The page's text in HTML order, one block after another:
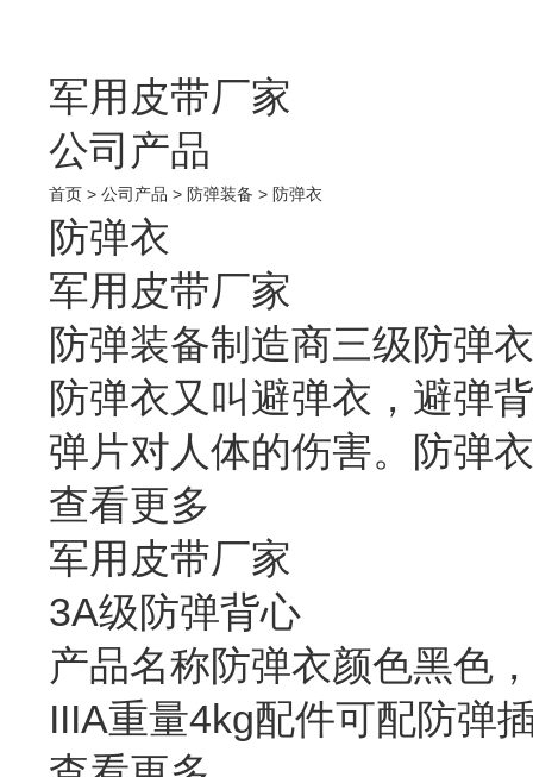
军用皮带厂家
公司产品
首页 > 公司产品 > 防弹装备 > 防弹衣
防弹衣
军用皮带厂家
防弹装备制造商三级防弹衣
防弹衣又叫避弹衣，避弹
弹片对人体的伤害。防弹
查看更多
军用皮带厂家
3A级防弹背心
产品名称防弹衣颜色黑色
IIIA重量4kg配件可配防弹